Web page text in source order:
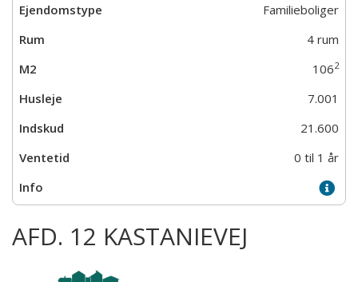
Familieboliger
4 rum
1062
7.001
21.600
0 til 1 år
AFD. 12 KASTANIEVEJ